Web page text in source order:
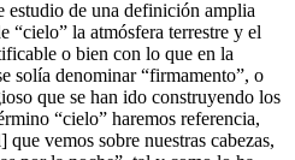
estudio de una definición amplia
“cielo” la atmósfera terrestre y el
o bien con lo que en la
solía denominar “firmamento”, o
que se han ido construyendo los
“cielo” haremos referencia,
vemos sobre nuestras cabezas,